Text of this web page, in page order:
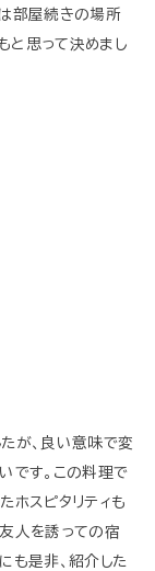
は部屋続きの場所
と思って決めまし
が、良い意味で変
です。この料理で
ホスピタリティも
人を誘っての宿
も是非、紹介した